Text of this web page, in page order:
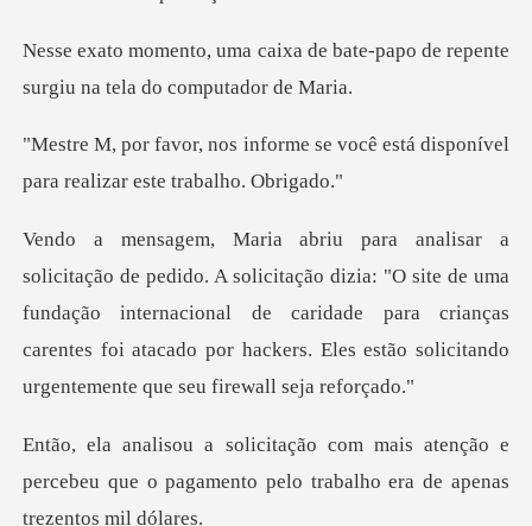
de bate-papo de repente
surgiu
e se você está disponível
para r
zia: "O site de uma
fundação internacional de caridade para crianças
carentes foi ata
atenção e
percebeu que o pagamento pelo tra